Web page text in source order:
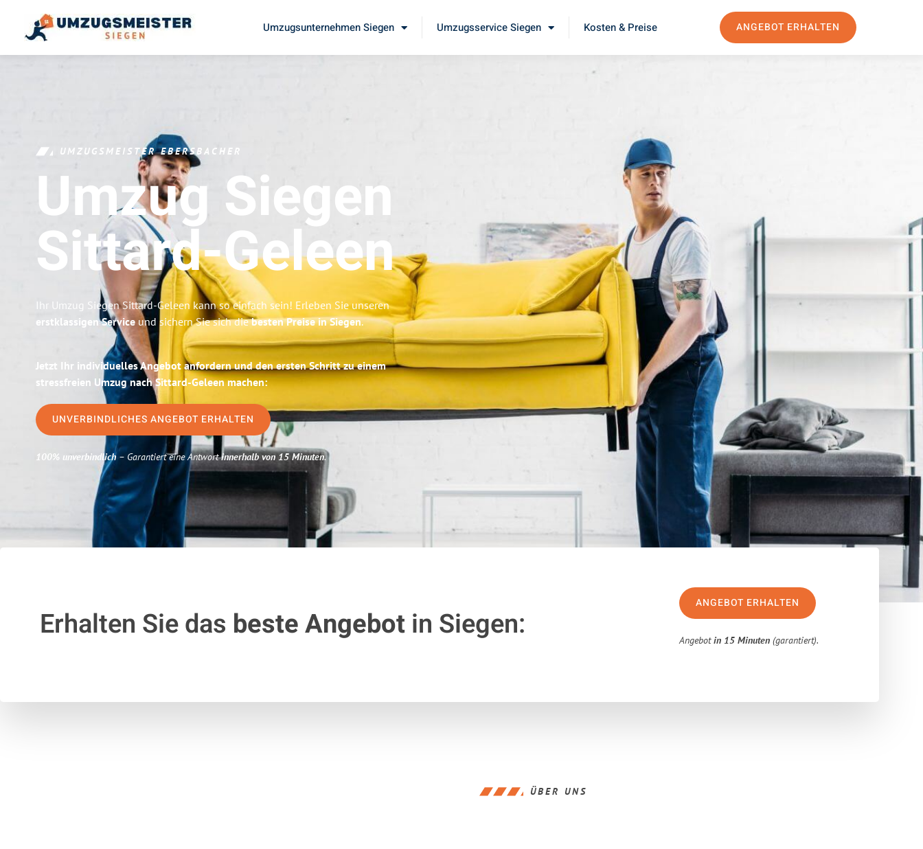
Umzugsunternehmen Siegen Umzugsservice Siegen Kosten & Preise ANGEBOT ERHALTEN
UMZUGSMEISTER EBERSBACHER
Umzug Siegen
Sittard-Geleen
Ihr Umzug Siegen Sittard-Geleen kann so einfach sein! Erleben Sie unseren
erstklassigen Service und sichern Sie sich diebesten Preise in Siegen.
Jetzt Ihr individuelles Angebot anfordern und den ersten Schritt zu einem
stressfreien Umzug nach Sittard-Geleen machen:
UNVERBINDLICHES ANGEBOT ERHALTEN
100% unverbindlich– Garantiert eine Antwortinnerhalb von 15 Minuten.
Erhalten Sie das beste Angebotin Siegen:
ANGEBOT ERHALTEN
Angebotin 15 Minuten (garantiert).
ÜBER UNS